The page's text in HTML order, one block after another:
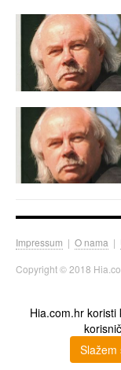
Impressum | O nama |
Copyright © 2018
Hia.com.hr koristi
Slažem